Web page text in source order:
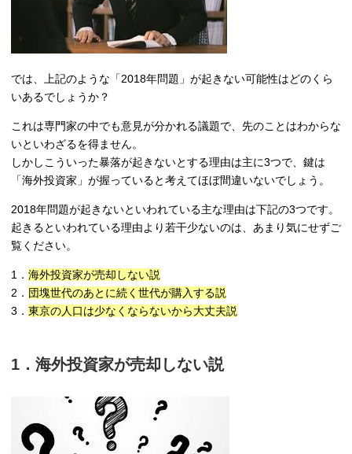
では、上記のような「2018年問題」が起きない可能性はどのくら
いあるでしょうか？
これは専門家の中でも意見が分かれる議題で、先のことはわからな
いといわざるを得ません。
しかしこういった暴落が起きないとする理由は主に3つで、鍵は
「海外投資家」が握っていると考えてほぼ間違いないでしょう。
2018年問題が起きないといわれている主な理由は下記の3つです。
起きるといわれている理由より若干少ないのは、あまり気にせずご
覧ください。
1． 海外投資家が売却しない説
2． 団塊世代のあとに続く世代が購入する説
3． 東京の人口は少なくならないから大丈夫説
1．海外投資家が売却しない説